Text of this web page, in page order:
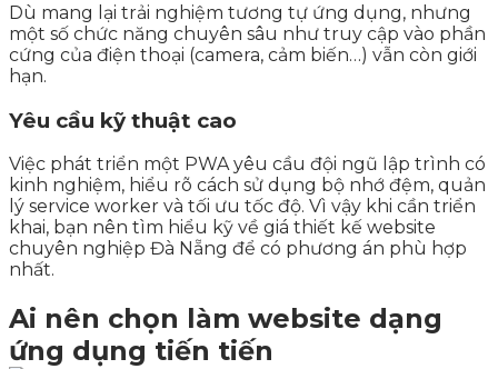
Dù mang lại trải nghiệm tương tự ứng dụng, nhưng
một số chức năng chuyên sâu như truy cập vào phần
cứng của điện thoại (camera, cảm biến…) vẫn còn giới
hạn.
Yêu cầu kỹ thuật cao
Việc phát triển một PWA yêu cầu đội ngũ lập trình có
kinh nghiệm, hiểu rõ cách sử dụng bộ nhớ đệm, quản
lý service worker và tối ưu tốc độ. Vì vậy khi cần triển
khai, bạn nên tìm hiểu kỹ về giá thiết kế website
chuyên nghiệp Đà Nẵng để có phương án phù hợp
nhất.
Ai nên chọn làm website dạng
ứng dụng tiến tiến